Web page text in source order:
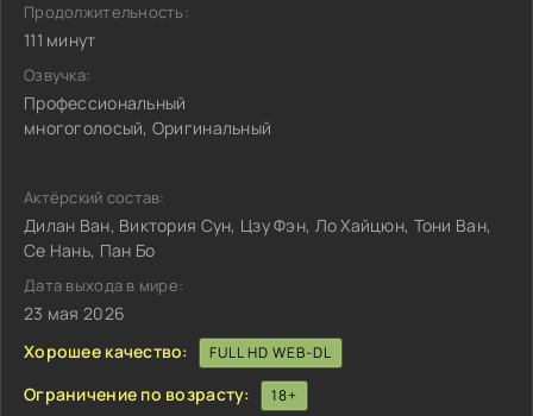
Продолжительность:
111 минут
Озвучка:
Профессиональный
многоголосый, Оригинальный
Актёрский состав:
Дилан Ван, Виктория Сун, Цзу Фэн, Ло Хайцюн, Тони Ван,
Се Нань, Пан Бо
Дата выхода в мире:
23 мая 2026
Хорошее качество:
FULL HD WEB-DL
Ограничение по возрасту: 18+